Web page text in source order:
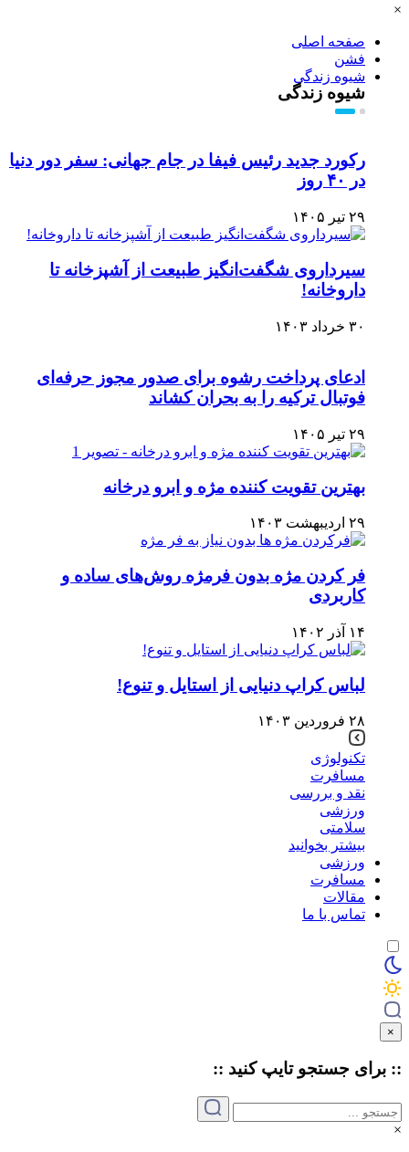
×
صفحه اصلی
فشن
شیوه زندگی
شیوه زندگی
رکورد جدید رئیس فیفا در جام جهانی: سفر دور دنیا
در ۴۰ روز
۲۹ تیر ۱۴۰۵
سیرداروی شگفت‌انگیز طبیعت از آشپزخانه تا
داروخانه!
۳۰ خرداد ۱۴۰۳
ادعای پرداخت رشوه برای صدور مجوز حرفه‌ای
فوتبال ترکیه را به بحران کشاند
۲۹ تیر ۱۴۰۵
بهترین تقویت کننده مژه و ابرو درخانه
۲۹ اردیبهشت ۱۴۰۳
فر کردن مژه بدون فرمژه روش‌های ساده و
کاربردی
۱۴ آذر ۱۴۰۲
لباس کراپ دنیایی از استایل و تنوع!
۲۸ فروردین ۱۴۰۳
تکنولوژی
مسافرت
نقد و بررسی
ورزشی
سلامتی
بیشتر بخوانید
ورزشی
مسافرت
مقالات
تماس با ما
×
:: برای جستجو تایپکنید ::
×